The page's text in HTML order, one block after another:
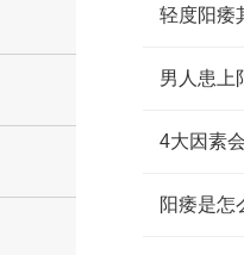
轻度阳痿
男人患上
4大因素
阳痿是怎